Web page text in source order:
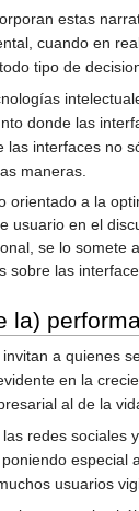
estas
cuando en
tipo de
donde las
interfaces no
maneras.
orientado a la
usuario en el
se lo somete
sobre las
la)
a quienes
en la
al de la
redes
usuarios